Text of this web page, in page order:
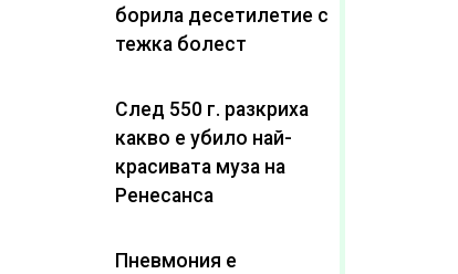
борила десетилетие с
тежка болест
След 550 г. разкриха
какво е убило най-
красивата муза на
Ренесанса
Пневмония е